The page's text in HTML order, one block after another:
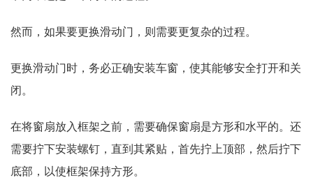
然而，如果要更换滑动门，则需要更复杂的过程。
更换滑动门时，务必正确安装车窗，使其能够安全打开和关
闭。
在将窗扇放入框架之前，需要确保窗扇是方形和水平的。还
需要拧下安装螺钉，直到其紧贴，首先拧上顶部，然后拧下
底部，以使框架保持方形。